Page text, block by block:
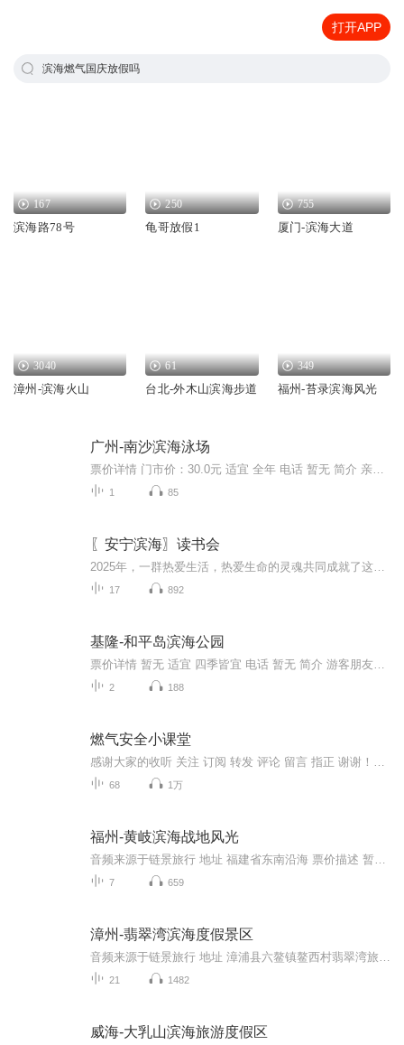
打开APP
滨海燃气国庆放假吗
167
滨海路78号
250
龟哥放假1
755
厦门-滨海大道
3040
漳州-滨海火山
61
台北-外木山滨海步道
349
福州-苔录滨海风光
广州-南沙滨海泳场
1 85
〖安宁滨海〗读书会
17 892
基隆-和平岛滨海公园
2 188
燃气安全小课堂
68 1万
福州-黄岐滨海战地风光
7 659
漳州-翡翠湾滨海度假景区
21 1482
威海-大乳山滨海旅游度假区